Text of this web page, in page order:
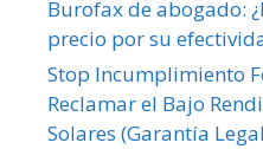
Burofax de abogado:
precio por su
Stop Incumplimiento
Reclamar el Bajo
Solares (Garantía